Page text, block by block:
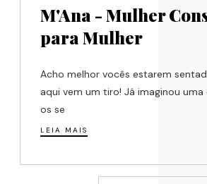
M'Ana - Mulher
para Mulher
Acho melhor vocês estarem
aqui vem um tiro! Já imaginou
os se
LEIA MAIS